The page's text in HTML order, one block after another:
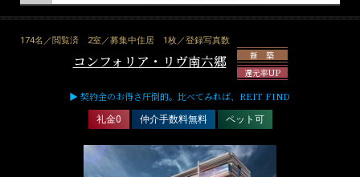
174名／閲覧済 2室／募集中住居 1枚／登録写真数
コンフォリア・リヴ南六郷
新 築
還元率UP
▶ 契約金のお得さ圧倒的。比べてみれば、REIT FIND
礼金0 仲介手数料無料 ペット可